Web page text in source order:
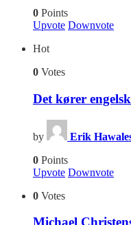
0 Points
Upvote Downvote
Hot
0 Votes
Det kører
by Erik
0 Points
Upvote Downvote
0 Votes